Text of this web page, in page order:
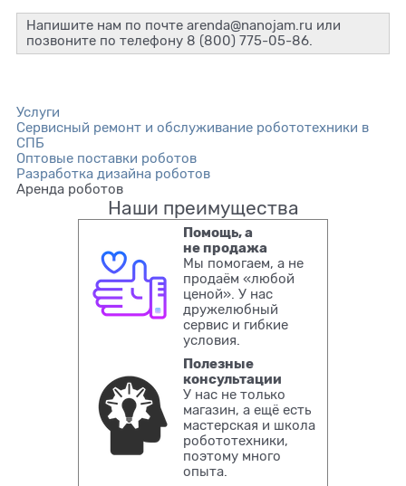
Напишите нам по почте arenda@nanojam.ru или
позвоните по телефону 8 (800) 775-05-86.
Услуги
Сервисный ремонт и обслуживание робототехники в
СПБ
Оптовые поставки роботов
Разработка дизайна роботов
Аренда роботов
Наши преимущества
Помощь, а
не продажа
Мы помогаем, а не
продаём «любой
ценой». У нас
дружелюбный
сервис и гибкие
условия.
Полезные
консультации
У нас не только
магазин, а ещё есть
мастерская и школа
робототехники,
поэтому много
опыта.